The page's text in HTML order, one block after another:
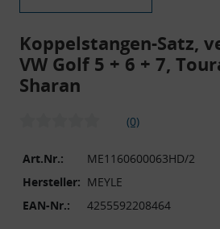
Koppelstangen-Satz,
VW Golf 5 + 6 + 7,
Sharan
(0)
Art.Nr.:
ME1160600063HD/2
Hersteller: MEYLE
EAN-Nr.:
4255592208464